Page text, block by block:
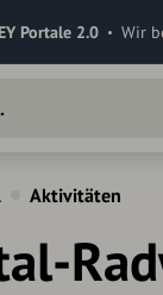
Portale 2.0 Wir
Aktivitäten